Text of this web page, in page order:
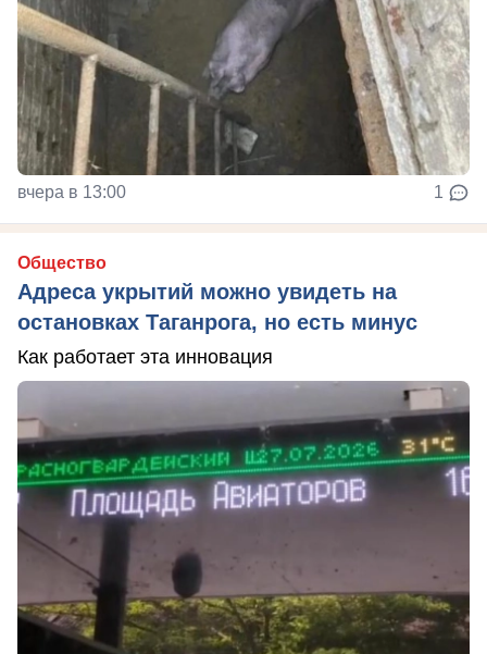
вчера в 13:00 1
Общество
Адреса укрытий можно увидеть на
остановках Таганрога, но есть минус
Как работает эта инновация